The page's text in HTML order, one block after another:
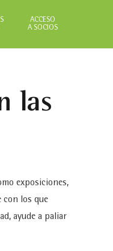
ACCESO
A SOCIOS
las
exposiciones,
con los que
ayude a paliar